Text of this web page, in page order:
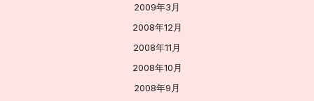
2009年3月
2008年12月
2008年11月
2008年10月
2008年9月